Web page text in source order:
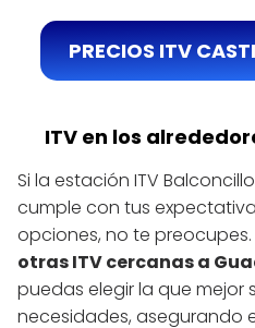
PRECIOS ITV
ITV en los
Si la estación ITV
cumple con tus
opciones, no te
otras ITV cercanas a
puedas elegir la que mejor
necesidades, asegurando